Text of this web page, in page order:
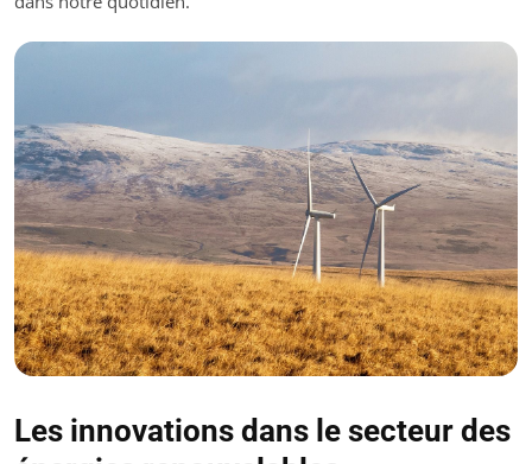
Les innovations dans le secteur des